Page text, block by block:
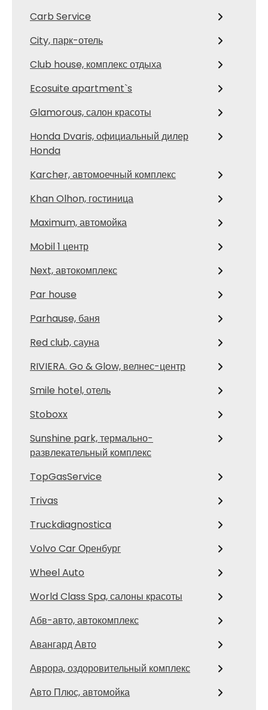
Carb Service
City, парк-отель
Club house, комплекс отдыха
Ecosuite apartment`s
Glamorous, салон красоты
Honda Dvaris, официальный дилер
Honda
Karcher, автомоечный комплекс
Khan Olhon, гостиница
Maximum, автомойка
Mobil 1 центр
Next, автокомплекс
Par house
Parhause, баня
Red сlub, сауна
RIVIERA. Go & Glow, велнес-центр
Smile hotel, отель
Stoboxx
Sunshine park, термально-
развлекательный комплекс
TopGasService
Trivas
Truckdiagnostica
Volvo Car Оренбург
Wheel Auto
World Class Spa, салоны красоты
Абв-авто, автокомплекс
Авангард Авто
Аврора, оздоровительный комплекс
Авто Плюс, автомойка